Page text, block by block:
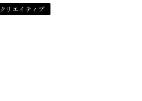
クリエイティブ